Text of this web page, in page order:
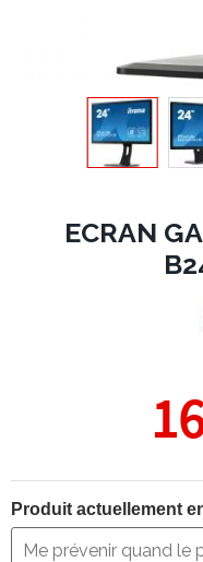
ECRAN
Produit actuellement